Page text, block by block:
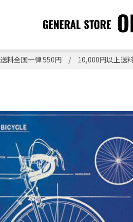
送料全国一律 550円 / 10,000円以上送